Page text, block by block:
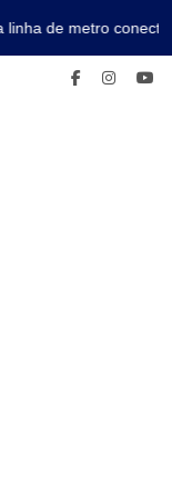
linha de metro